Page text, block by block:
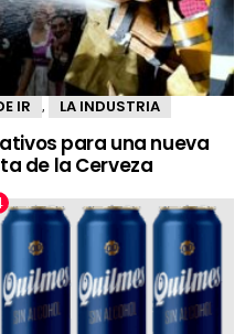
IR , LA INDUSTRIA
para una nueva
de la Cerveza